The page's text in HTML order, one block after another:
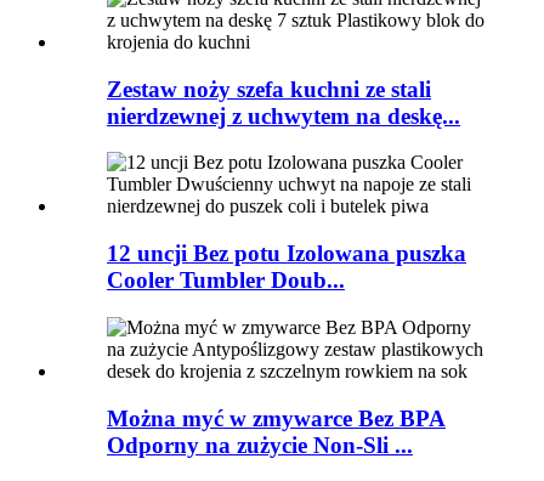
Zestaw noży szefa kuchni ze stali
nierdzewnej z uchwytem na deskę...
12 uncji Bez potu Izolowana puszka
Cooler Tumbler Doub...
Można myć w zmywarce Bez BPA
Odporny na zużycie Non-Sli ...